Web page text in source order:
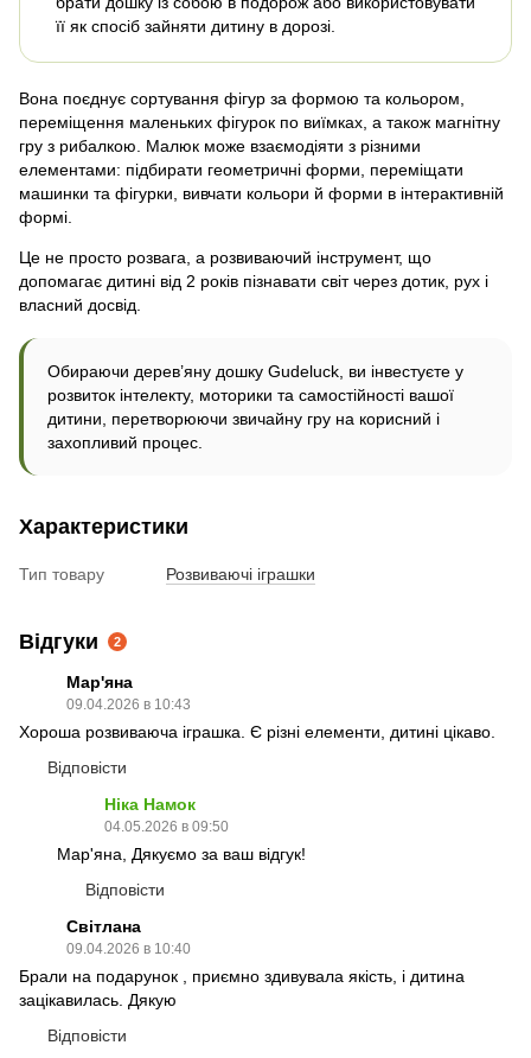
її як спосіб зайняти дитину в дорозі.
Вона поєднує сортування фігур за формою та кольором,
переміщення маленьких фігурок по виїмках, а також магнітну
гру з рибалкою. Малюк може взаємодіяти з різними
елементами: підбирати геометричні форми, переміщати
машинки та фігурки, вивчати кольори й форми в інтерактивній
формі.
Це не просто розвага, а розвиваючий інструмент, що
допомагає дитині від 2 років пізнавати світ через дотик, рух і
власний досвід.
Обираючи дерев’яну дошку Gudeluck, ви інвестуєте у
розвиток інтелекту, моторики та самостійності вашої
дитини, перетворюючи звичайну гру на корисний і
захопливий процес.
Характеристики
Тип товару Розвиваючі іграшки
Відгуки 2
Мар'яна
09.04.2026 в 10:43
Хороша розвиваюча іграшка. Є різні елементи, дитині цікаво.
Відповісти
Ніка Намок
04.05.2026 в 09:50
Мар'яна, Дякуємо за ваш відгук!
Відповісти
Світлана
09.04.2026 в 10:40
Брали на подарунок , приємно здивувала якість, і дитина
зацікавилась. Дякую
Відповісти